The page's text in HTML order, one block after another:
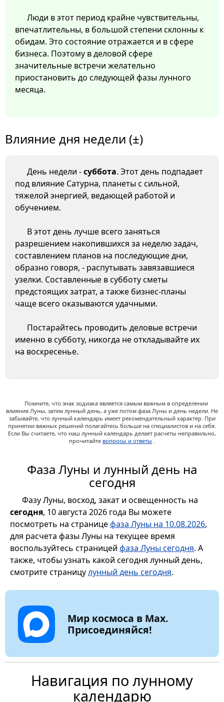
Люди в этот период крайне чувствительны,
впечатлительны, в большой степени склонны к
обидам. Это состояние отражается и в сфере
бизнеса. Поэтому в деловой сфере
значительные встречи желательно
приостановить до следующей фазы лунного
месяца.
Влияние дня недели (±)
День недели -суббота. Этот день подпадает
под влияние Сатурна, планеты с сильной,
тяжелой энергией, ведающей работой и
обучением.
В этот день лучше всего заняться
разрешением накопившихся за неделю задач,
составлением планов на последующие дни,
образно говоря, - распутывать завязавшиеся
узелки. Составленные в субботу сметы
предстоящих затрат, а также бизнес-планы
чаще всего оказываются удачными.
Постарайтесь проводить деловые встречи
именно в субботу, никогда не откладывайте их
на воскресенье.
Помните, что знак зодиака является самым важным в определении
влияния Луны, затем лунный день, а уже потом фаза Луны и день недели. Не
забывайте, что лунный календарь имеет рекомендательный характер. При
принятии важных решений полагайтесь больше на специалистов и на себя.
Если Вы считаете, что наш лунный календарь делает расчеты неправильно,
прочитайте вопросы и ответы .
Фаза Луны и лунный день на
сегодня
Фазу Луны, восход, закат и освещенность на
сегодня, 10 августа 2026 года Вы можете
посмотреть на страницефаза Луны на 10.08.2026,
для расчета фазы Луны на текущее время
воспользуйтесь страницей фаза Луны сегодня. А
также, чтобы узнать какой сегодня лунный день,
смотрите страницулунный день сегодня.
Мир космоса в Max.
Присоединяйся!
Навигация по лунному
календарю